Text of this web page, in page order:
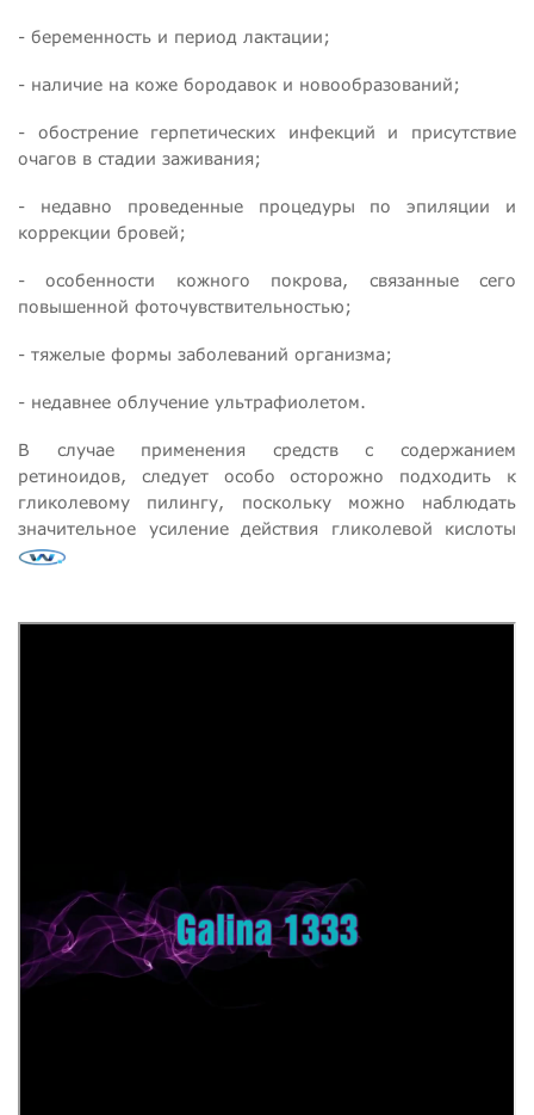
- беременность и период лактации;
- наличие на коже бородавок и новообразований;
- обострение герпетических инфекций и присутствие
очагов в стадии заживания;
- недавно проведенные процедуры по эпиляции и
коррекции бровей;
- особенности кожного покрова, связанные сего
повышенной фоточувствительностью;
- тяжелые формы заболеваний организма;
- недавнее облучение ультрафиолетом.
В случае применения средств с содержанием
ретиноидов, следует особо осторожно подходить к
гликолевому пилингу, поскольку можно наблюдать
значительное усиление действия гликолевой кислоты